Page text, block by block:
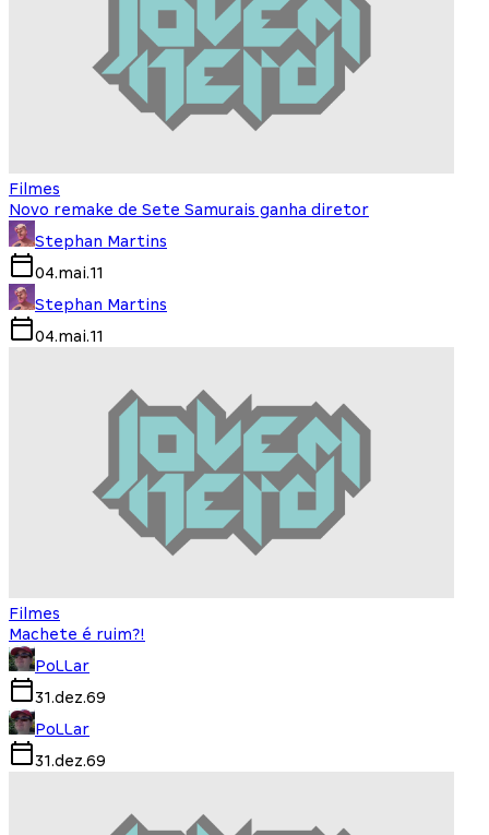
Filmes
Novo remake de Sete Samurais ganha diretor
Stephan Martins
04.mai.11
Stephan Martins
04.mai.11
Filmes
Machete é ruim?!
PoLLar
31.dez.69
PoLLar
31.dez.69